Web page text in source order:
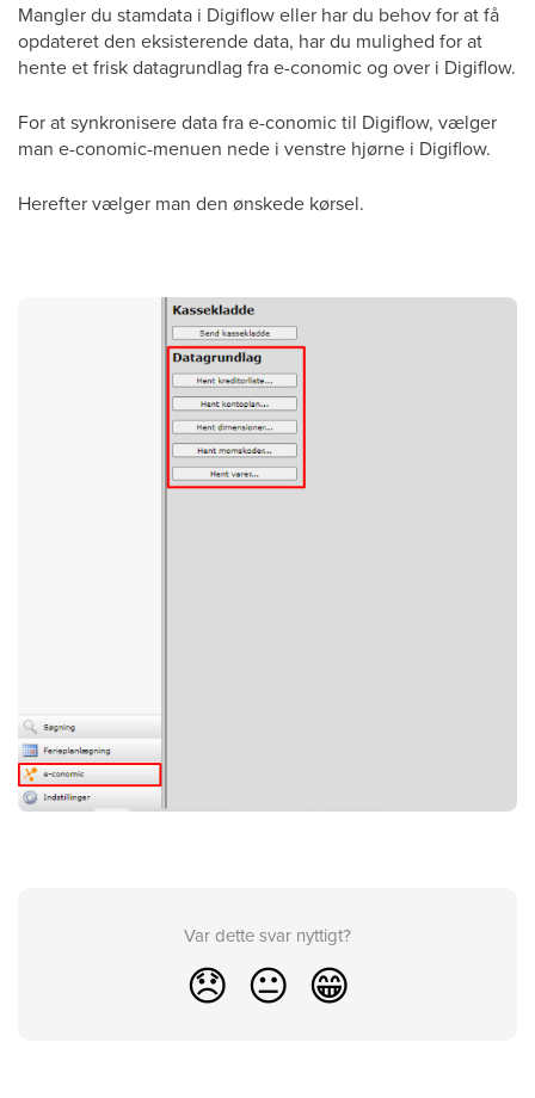
Mangler du stamdata i Digiflow eller har du behov for at få
opdateret den eksisterende data, har du mulighed for at
hente et frisk datagrundlag fra e-conomic og over i Digiflow.
For at synkronisere data fra e-conomic til Digiflow, vælger
man e-conomic-menuen nede i venstre hjørne i Digiflow.
Herefter vælger man den ønskede kørsel.
Var dette svar nyttigt?
😞 😐 😁